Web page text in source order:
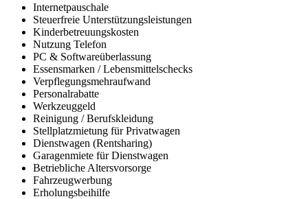
Internetpauschale
Steuerfreie Unterstützungsleistungen
Kinderbetreuungskosten
Nutzung Telefon
PC & Softwareüberlassung
Essensmarken / Lebensmittelschecks
Verpflegungsmehraufwand
Personalrabatte
Werkzeuggeld
Reinigung / Berufskleidung
Stellplatzmietung für Privatwagen
Dienstwagen (Rentsharing)
Garagenmiete für Dienstwagen
Betriebliche Altersvorsorge
Fahrzeugwerbung
Erholungsbeihilfe